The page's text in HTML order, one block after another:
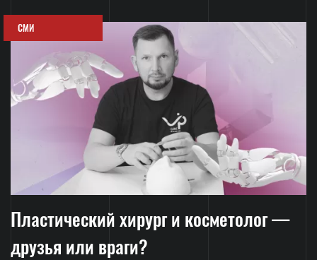
СМИ
Пластический хирург и косметолог —
друзья или враги?